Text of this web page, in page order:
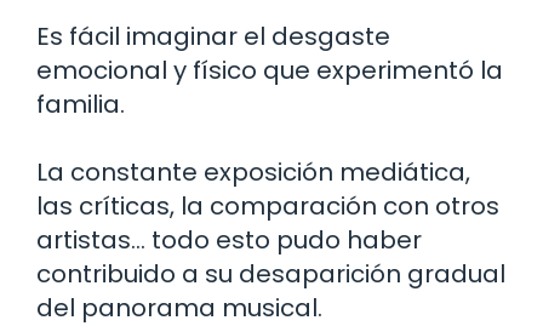
Es fácil imaginar el desgaste
emocional y físico que experimentó la
familia.
La constante exposición mediática,
las críticas, la comparación con otros
artistas… todo esto pudo haber
contribuido a su desaparición gradual
del panorama musical.